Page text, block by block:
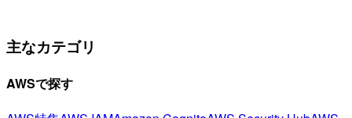
主なカテゴリ
AWSで探す